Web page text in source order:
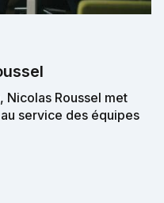
Nicolas Roussel met
service des équipes